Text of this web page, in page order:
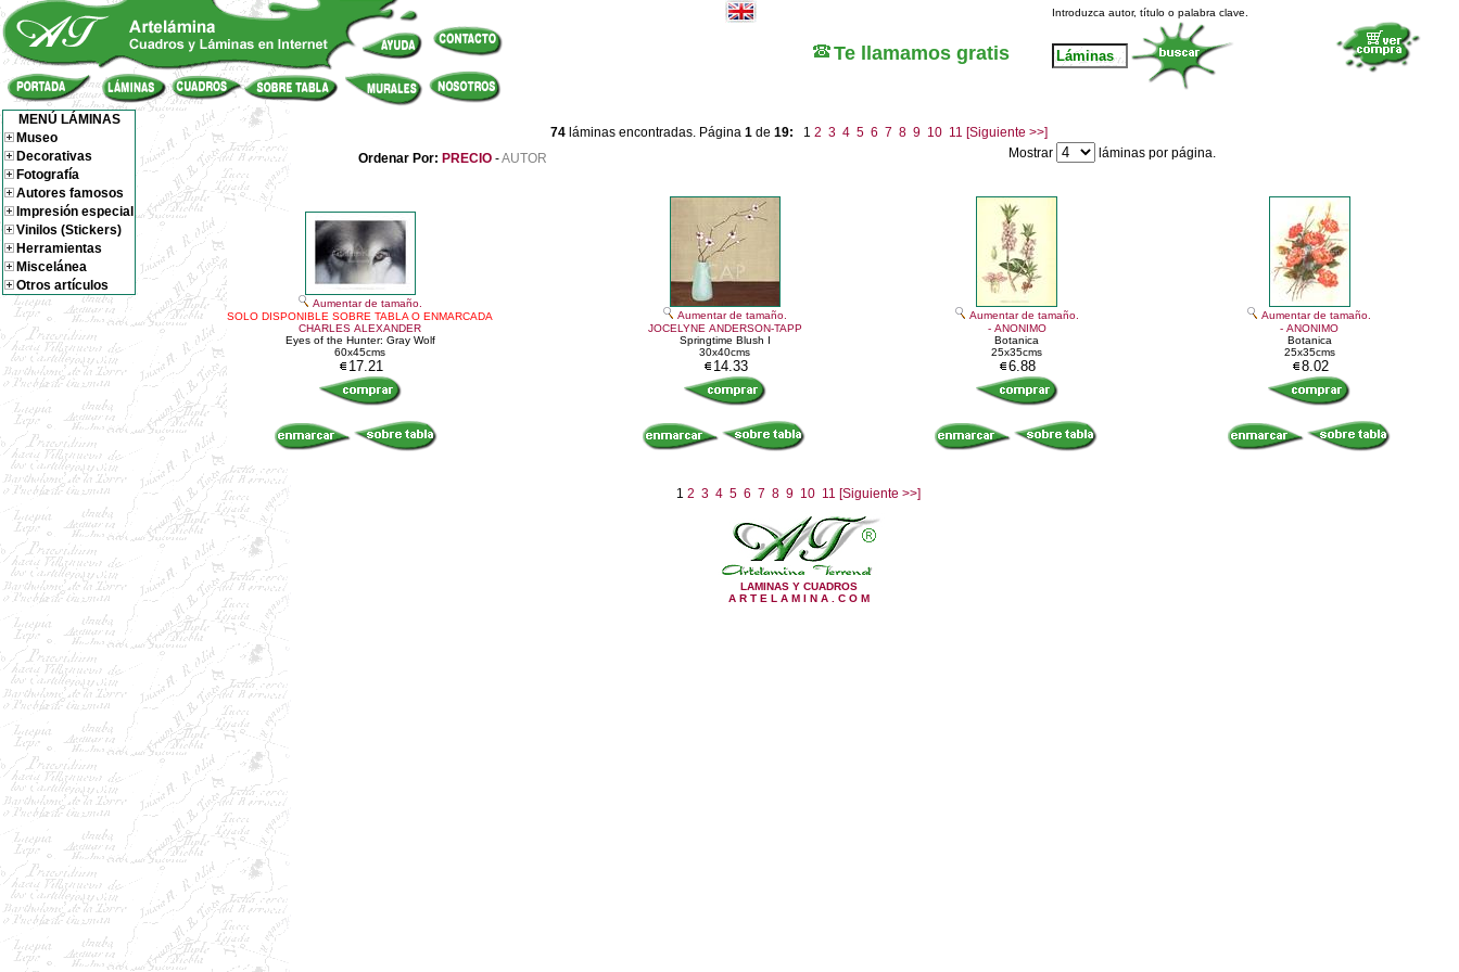
Te llamamos gratis
Introduzca autor, título o palabra clave.
MENÚ LÁMINAS
Museo
Decorativas
Fotografía
Autores famosos
Impresión especial
Vinilos (Stickers)
Herramientas
Miscelánea
Otros artículos
74láminas encontradas. Página 1de 19: 1 2 3 4 5 6 7 8 9 10 11 [Siguiente >>]
Ordenar Por: PRECIO -AUTOR Mostrar láminas por página.
Aumentar de tamaño.
SOLO DISPONIBLE SOBRE TABLA O ENMARCADA
CHARLES ALEXANDER
Eyes of the Hunter: Gray Wolf
60x45cms
17.21
Aumentar de tamaño.
JOCELYNE ANDERSON-TAPP
Springtime Blush I
30x40cms
14.33
Aumentar de tamaño.
- ANONIMO
Botanica
25x35cms
6.88
Aumentar de tamaño.
- ANONIMO
Botanica
25x35cms
8.02
1 2 3 4 5 6 7 8 9 10 11 [Siguiente >>]
LAMINAS Y CUADROS
A R T E L A M I N A . C O M